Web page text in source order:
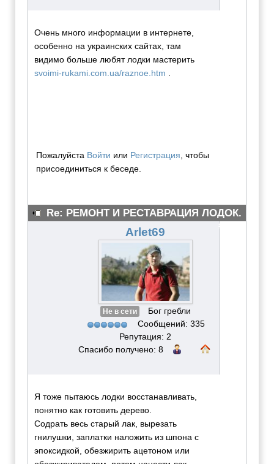
Очень много информации в интернете,
особенно на украинских сайтах, там
видимо больше любят лодки мастерить
svoimi-rukami.com.ua/raznoe.htm
Пожалуйста Войти или Регистрация, чтобы
присоединиться к беседе.
Re: РЕМОНТ И РЕСТАВРАЦИЯ ЛОДОК.
#3077
Arlet69
Не в сети
Бог гребли
Сообщений: 335
Репутация: 2
Спасибо получено: 8
Я тоже пытаюсь лодки восстанавливать,
понятно как готовить дерево.
Содрать весь старый лак, вырезать
гнилушки, заплатки наложить из шпона с
эпоксидкой, обезжирить ацетоном или